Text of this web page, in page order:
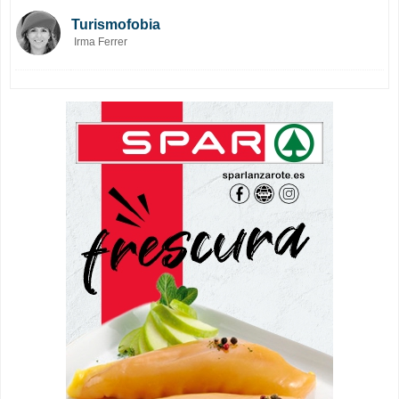
Turismofobia
Irma Ferrer